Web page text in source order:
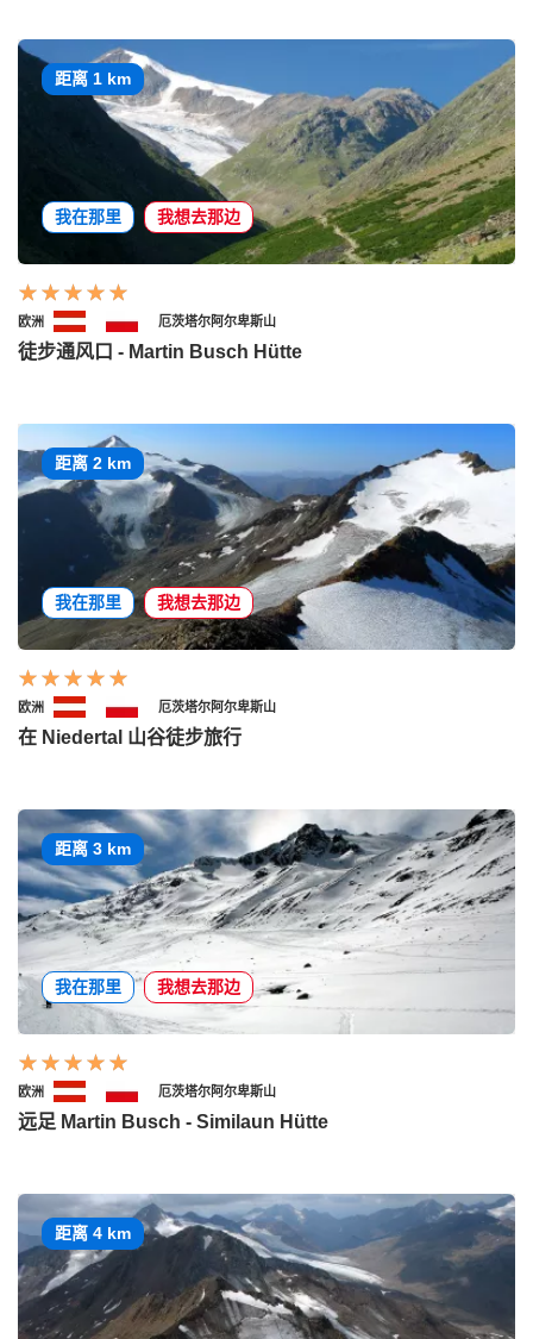
距离 1 km
我在那里 我想去那边
欧洲 厄茨塔尔阿尔卑斯山
徒步通风口 - Martin Busch Hütte
距离 2 km
我在那里 我想去那边
欧洲 厄茨塔尔阿尔卑斯山
在 Niedertal 山谷徒步旅行
距离 3 km
我在那里 我想去那边
欧洲 厄茨塔尔阿尔卑斯山
远足 Martin Busch - Similaun Hütte
距离 4 km